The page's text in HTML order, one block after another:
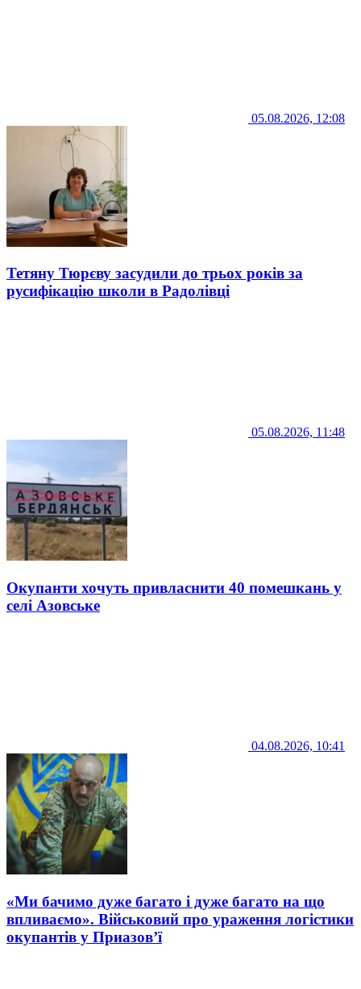
05.08.2026, 12:08
Тетяну Тюрєву засудили до трьох років за
русифікацію школи в Радолівці
05.08.2026, 11:48
Окупанти хочуть привласнити 40 помешкань у
селі Азовське
04.08.2026, 10:41
«Ми бачимо дуже багато і дуже багато на що
впливаємо». Військовий про ураження логістики
окупантів у Приазов’ї